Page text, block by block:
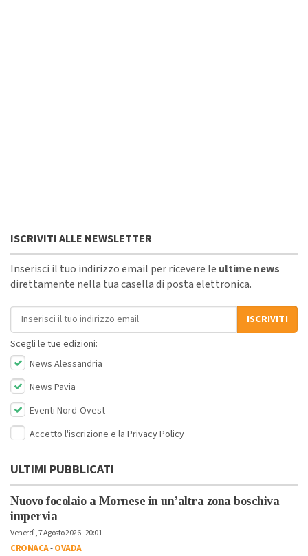
ISCRIVITI ALLE NEWSLETTER
Inserisci il tuo indirizzo email per ricevere le ultime news
direttamente nella tua casella di posta elettronica.
Indirizzo email
ISCRIVITI
Scegli le tue edizioni:
News Alessandria
News Pavia
Eventi Nord-Ovest
Accetto l'iscrizione e la Privacy Policy
ULTIMI PUBBLICATI
Nuovo focolaio a Mornese in un’altra zona boschiva
impervia
Venerdì, 7 Agosto 2026 - 20:01
CRONACA-OVADA